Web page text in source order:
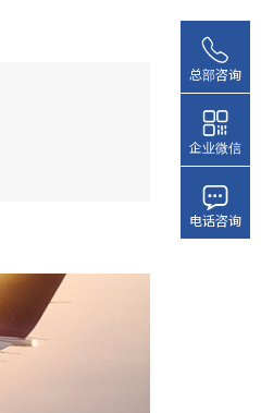
总部咨询
企业微信
电话咨询